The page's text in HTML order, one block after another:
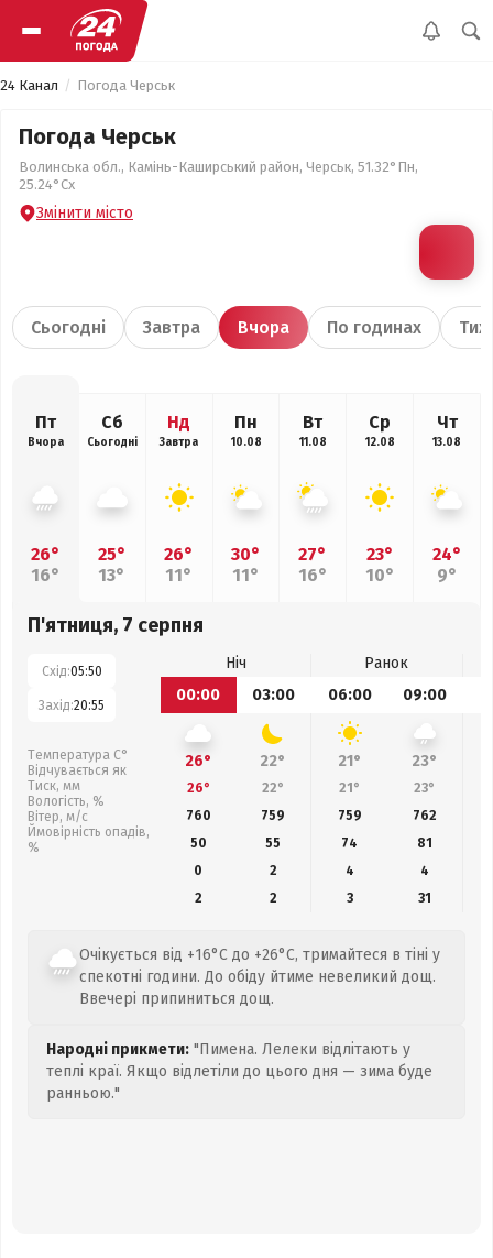
24 Канал Погода Черськ
Погода Черськ
Волинська обл., Камінь-Каширський район, Черськ, 51.32°Пн,
25.24°Сх
Змінити місто
Сьогодні Завтра Вчора По годинах
Пт
Вчора
26°
16°
Сб
Сьогодні
25°
13°
Нд
Завтра
26°
11°
Пн
10.08
30°
11°
Вт
11.08
27°
16°
Ср
12.08
23°
10°
Чт
13.08
24°
9°
П'ятниця, 7 серпня
Схід:05:50
Захід:20:55
Температура С°
Відчувається як
Тиск, мм
Вологість, %
Вітер, м/с
Ймовірність опадів,
%
Ніч
Ранок
00:00
03:00 06:00 09:00
26° 22° 21° 23°
26° 22° 21° 23°
760
759 759 762
50
55 74 81
0
2 4
4
2
2 3 31
Очікується від +16°C до +26°C, тримайтеся в тіні у
спекотні години. До обіду йтиме невеликий дощ.
Ввечері припиниться дощ.
Народні прикмети: "Пимена. Лелеки відлітають у
теплі краї. Якщо відлетіли до цього дня — зима буде
ранньою."